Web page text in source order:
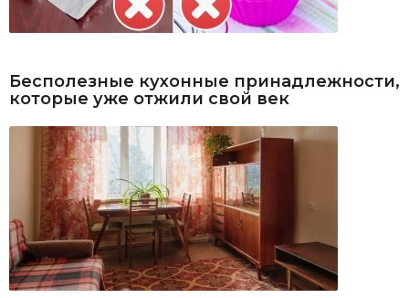
Бесполезные кухонные принадлежности,
которые уже отжили свой век